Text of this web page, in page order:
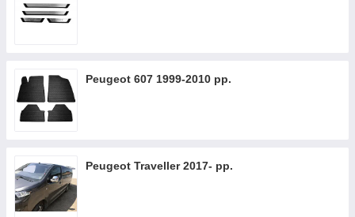
Peugeot 607 1999-2010 рр.
Peugeot Traveller 2017- рр.